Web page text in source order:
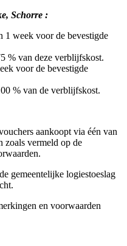
Schorre :
1 week voor de bevestigde
% van deze verblijfskost.
voor de bevestigde
% van de verblijfskost.
aankoopt via één van
zoals vermeld op de
gemeentelijke logiestoeslag
en voorwaarden